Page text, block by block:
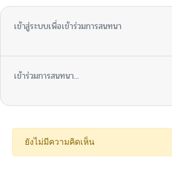
เข้าสู่ระบบเพื่อเข้าร่วมการสนทนา
เข้าร่วมการสนทนา...
ยังไม่มีความคิดเห็น